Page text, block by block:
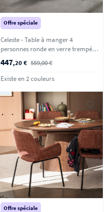
Offre spéciale
Celeste - Table à manger 4
personnes ronde en verre trempé et
447,20 € 559,00 €
Existe en 2 couleurs
Offre spéciale